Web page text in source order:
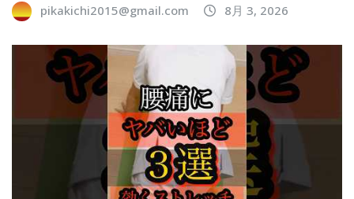
pikakichi2015@gmail.com 8月 3, 2026